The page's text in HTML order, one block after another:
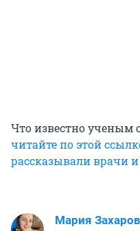
Что известно ученым
читайте по этой
рассказывали врачи
Мария